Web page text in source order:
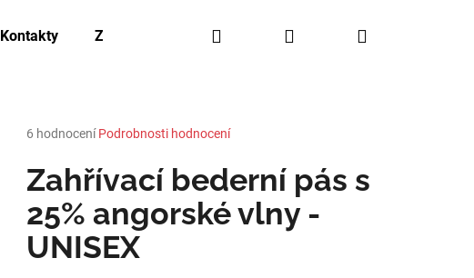
Kontakty Značky Hledat PřihlášeníNákupní
Průměrné
produktu
je
z
5
hvězdiček.
6 hodnocení Podrobnosti hodnocení
Zahřívací bederní pás s
25% angorské vlny -
UNISEX